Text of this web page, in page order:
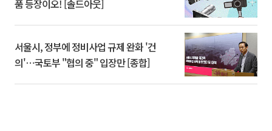
품 등장이오! [솔드아웃]
서울시, 정부에 정비사업 규제 완화 '건
의'⋯국토부 "협의 중" 입장만 [종합]